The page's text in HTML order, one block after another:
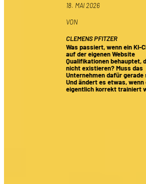
18. MAI 2026
VON
CLEMENS PFITZER
Was passiert, wenn ein KI-
auf der eigenen Website
Qualifikationen behauptet,
nicht existieren? Muss das
Unternehmen dafür gerade
Und ändert es etwas, wenn
eigentlich korrekt trainiert